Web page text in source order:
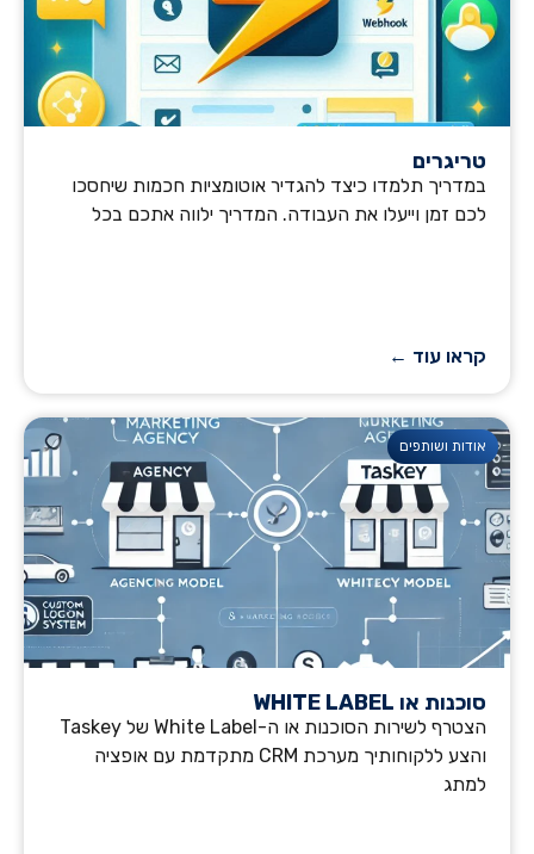
טריגרים
במדריך תלמדו כיצד להגדיר אוטומציות חכמות שיחסכו
לכם זמן וייעלו את העבודה. המדריך ילווה אתכם בכל
קראו עוד ←
אודות ושותפים
סוכנות או WHITE LABEL
הצטרף לשירות הסוכנות או ה-White Label של Taskey
והצע ללקוחותיך מערכת CRM מתקדמת עם אופציה
למתג